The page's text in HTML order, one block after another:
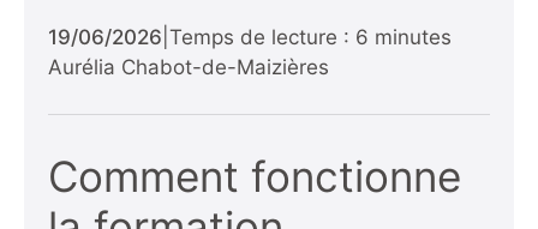
19/06/2026 Temps de lecture : 6 minutes
Aurélia Chabot-de-Maizières
Comment fonctionne